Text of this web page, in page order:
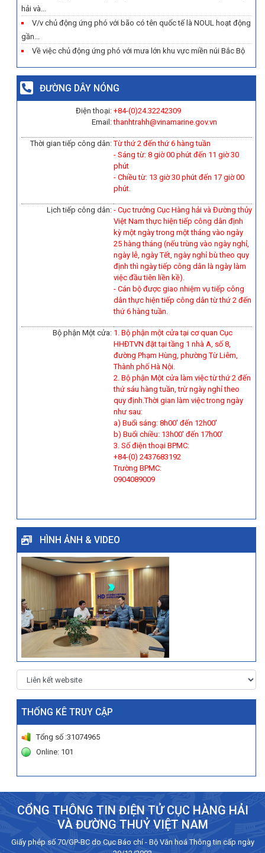
hải và...
V/v chủ động ứng phó với bão có tên quốc tế là NOUL hoạt động
gần...
Về việc chủ động ứng phó với mưa lớn khu vực miền núi Bắc Bộ
ĐƯỜNG DÂY NÓNG
Điện thoại:
Email:
+84-(0)24.32242309
thanhtrahh@vinamarine.gov.vn
Thời gian tiếp công dân:Từ thứ 2 đến thứ 6 hàng tuần
- Sáng từ: 8 giờ 00 phút đến 11 giờ 30
phút
- Chiều từ: 13 giờ 30 phút đến 17 giờ 00
phút.
Lịch tiếp công dân: - Cục trưởng Cục Hàng hải và Đường thủy
Việt Nam thực hiện tiếp công dân định
kỳ một ngày trong một tháng vào ngày
25 hàng tháng (nếu trùng vào ngày nghỉ,
ngày lễ, ngày Tết, ngày nghỉ bù theo quy
định thì ngày tiếp công dân là ngày làm
việc đầu tiên liền kề).
- Cán bộ được giao nhiệm vụ tiếp công
dân thực hiện tiếp công dân từ thứ 2 đến
thứ 6 hàng tuần.
Bộ phận Một cửa: 1. Bộ phận một cửa tại cơ quan Cục
HHĐTVN đặt tại tầng 1 nhà A, số 8,
đường Phạm Hùng, phường Từ Liêm,
Thành phố Hà Nội.
2. Bộ phận Một cửa làm việc từ thứ 2 đến
thứ sáu hàng tuần, trừ ngày nghỉ theo
quy định.Thời gian làm việc trong ngày
như sau:
a) Buổi sáng: 8h00' đến 12h00'
b) Buổi chiều: 13h00' đến 17h00'
3. Số điện thoại BPMC:
+84-(0) 2437683192
Trường BPMC:
0904089009
HÌNH ẢNH & VIDEO
THỐNG KÊ TRUY CẬP
Tổng số :31074965
Online: 101
CỔNG THÔNG TIN ĐIỆN TỬ CỤC HÀNG HẢI
VÀ ĐƯỜNG THUỶ VIỆT NAM
Giấy phép số 70/GP-BC do Cục Báo chí - Bộ Văn hoá Thông tin cấp ngày